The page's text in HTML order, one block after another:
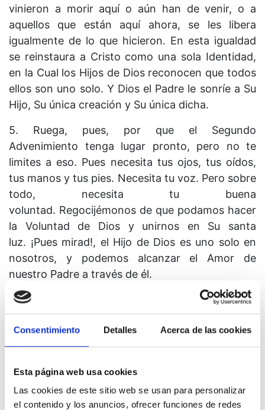
Consentimiento Detalles Acerca de las cookies
Esta página web usa cookies
Las cookies de este sitio web se usan para personalizar
el contenido y los anuncios, ofrecer funciones de redes
vinieron a morir aquí o aún han de venir, o a
aquellos que están aquí ahora, se les libera
igualmente de lo que hicieron. En esta igualdad
se reinstaura a Cristo como una sola Identidad,
en la Cual los Hijos de Dios reconocen que todos
ellos son uno solo. Y Dios el Padre le sonríe a Su
Hijo, Su única creación y Su única dicha.
5. Ruega, pues, por que el Segundo
Advenimiento tenga lugar pronto, pero no te
limites a eso. Pues necesita tus ojos, tus oídos,
tus manos y tus pies. Necesita tu voz. Pero sobre
todo, necesita tu buena
voluntad. Regocijémonos de que podamos hacer
la Voluntad de Dios y unirnos en Su santa
luz. ¡Pues mirad!, el Hijo de Dios es uno solo en
nosotros, y podemos alcanzar el Amor de
nuestro Padre a través de él.
Lección 307
Abrigar deseos conflictivos no puede ser mi
voluntad.